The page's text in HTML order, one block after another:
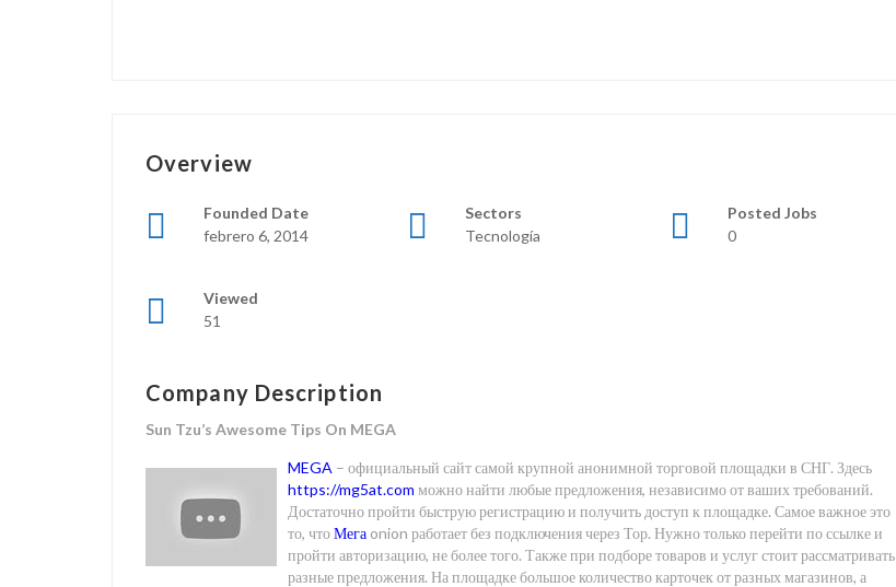
Overview
Founded Date
febrero 6, 2014
Sectors
Tecnología
Posted Jobs
0
Viewed
51
Company Description
Sun Tzu’s Awesome Tips On MEGA
MEGA – официальный сайт самой крупной анонимной торговой площадки в СНГ. Здесь
https://mg5at.com можно найти любые предложения, независимо от ваших требований.
Достаточно пройти быструю регистрацию и получить доступ к площадке. Самое важное это
то, чтоМега onion работает без подключения через Тор. Нужно только перейти по ссылке и
пройти авторизацию, не более того. Также при подборе товаров и услуг стоит рассматривать
разные предложения. На площадке большое количество карточек от разных магазинов, а